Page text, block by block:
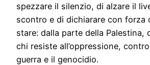
spezzare il silenzio, di alzare il
scontro e di dichiarare con forza
stare: dalla parte della Palestina,
chi resiste all’oppressione,
guerra e il genocidio.